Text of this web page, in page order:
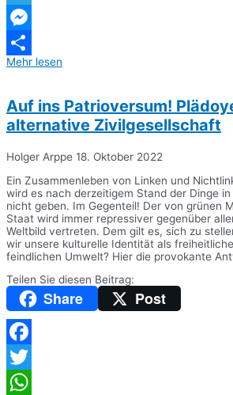
Telegram
Messenger
Teilen
Mehr lesen
Auf ins Patrioversum!
alternative Zivilgesellschaft
Holger Arppe 18. Oktober 2022
Ein Zusammenleben von Linken und
wird es nach derzeitigem Stand der Dinge
nicht geben. Im Gegenteil! Der von grünen
Staat wird immer repressiver gegenüber
Weltbild vertreten. Dem gilt es, sich zu
wir unsere kulturelle Identität als
feindlichen Umwelt? Hier die provokante
Teilen Sie diesen Beitrag:
Share Post
Facebook
Twitter